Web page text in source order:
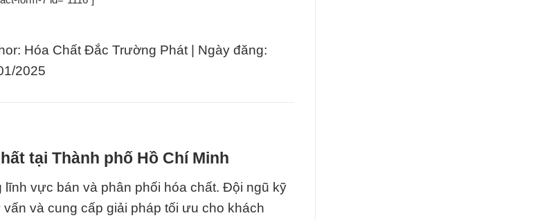
Hóa Chất Đắc Trường Phát | Ngày đăng:
2025
tại Thành phố Hồ Chí Minh
vực bán và phân phối hóa chất. Đội ngũ kỹ
và cung cấp giải pháp tối ưu cho khách